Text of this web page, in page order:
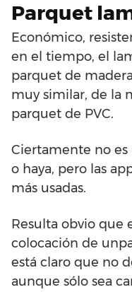
Parquet
Económico,
en el tiempo, el
parquet de
muy similar, de la
parquet de PVC.
Ciertamente no
o haya, pero las
más usadas.
Resulta obvio que
colocación de
está claro que no
aunque sólo sea